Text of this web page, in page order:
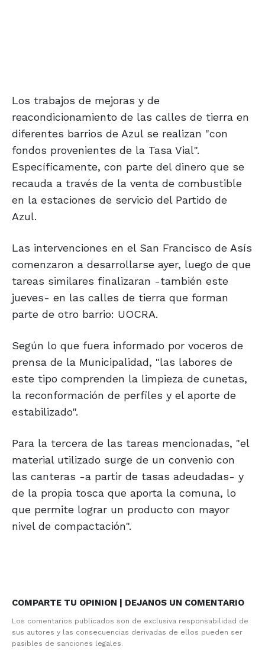
Los trabajos de mejoras y de
reacondicionamiento de las calles de tierra en
diferentes barrios de Azul se realizan "con
fondos provenientes de la Tasa Vial".
Específicamente, con parte del dinero que se
recauda a través de la venta de combustible
en la estaciones de servicio del Partido de
Azul.
Las intervenciones en el San Francisco de Asís
comenzaron a desarrollarse ayer, luego de que
tareas similares finalizaran -también este
jueves- en las calles de tierra que forman
parte de otro barrio: UOCRA.
Según lo que fuera informado por voceros de
prensa de la Municipalidad, "las labores de
este tipo comprenden la limpieza de cunetas,
la reconformación de perfiles y el aporte de
estabilizado".
Para la tercera de las tareas mencionadas, "el
material utilizado surge de un convenio con
las canteras -a partir de tasas adeudadas- y
de la propia tosca que aporta la comuna, lo
que permite lograr un producto con mayor
nivel de compactación".
COMPARTE TU OPINION | DEJANOS UN COMENTARIO
Los comentarios publicados son de exclusiva responsabilidad de
sus autores y las consecuencias derivadas de ellos pueden ser
pasibles de sanciones legales.